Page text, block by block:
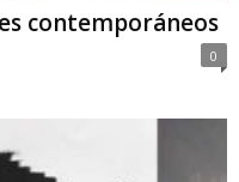
contemporáneos
0